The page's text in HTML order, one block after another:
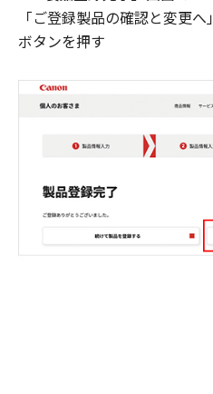
「ご登録製品の確認と変更へ」
ボタンを押す